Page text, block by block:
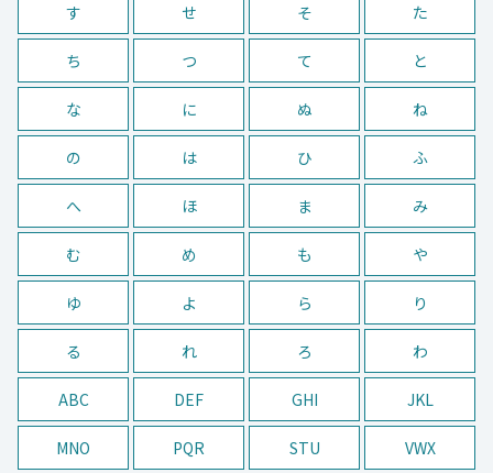
す せ そ た
ち つ て と
な に ぬ ね
の は ひ ふ
へ ほ ま み
む め も や
ゆ よ ら り
る れ ろ わ
ABC DEF GHI JKL
MNO PQR STU VWX